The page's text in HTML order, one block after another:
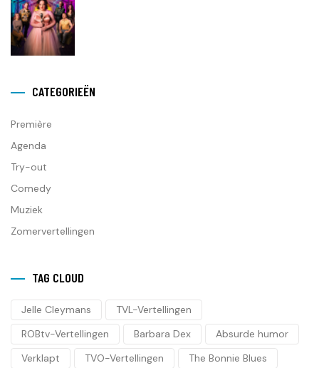
CATEGORIEËN
Première
Agenda
Try-out
Comedy
Muziek
Zomervertellingen
TAG CLOUD
Jelle Cleymans
TVL-Vertellingen
ROBtv-Vertellingen
Barbara Dex
Absurde humor
Verklapt
TVO-Vertellingen
The Bonnie Blues